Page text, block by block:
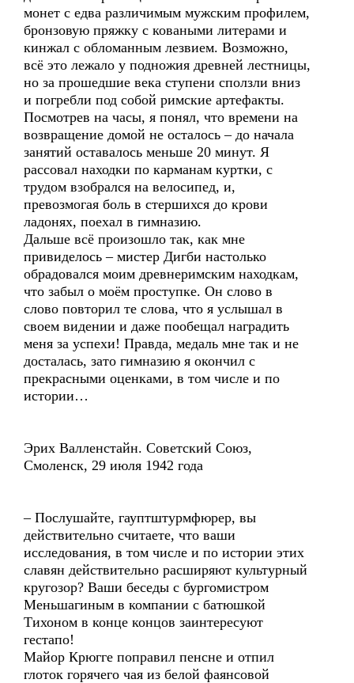
монет с едва различимым мужским профилем,
бронзовую пряжку с коваными литерами и
кинжал с обломанным лезвием. Возможно,
всё это лежало у подножия древней лестницы,
но за прошедшие века ступени сползли вниз
и погребли под собой римские артефакты.
Посмотрев на часы, я понял, что времени на
возвращение домой не осталось – до начала
занятий оставалось меньше 20 минут. Я
рассовал находки по карманам куртки, с
трудом взобрался на велосипед, и,
превозмогая боль в стершихся до крови
ладонях, поехал в гимназию.
Дальше всё произошло так, как мне
привиделось – мистер Дигби настолько
обрадовался моим древнеримским находкам,
что забыл о моём проступке. Он слово в
слово повторил те слова, что я услышал в
своем видении и даже пообещал наградить
меня за успехи! Правда, медаль мне так и не
досталась, зато гимназию я окончил с
прекрасными оценками, в том числе и по
истории…
Эрих Валленстайн. Советский Союз,
Смоленск, 29 июля 1942 года
– Послушайте, гауптштурмфюрер, вы
действительно считаете, что ваши
исследования, в том числе и по истории этих
славян действительно расширяют культурный
кругозор? Ваши беседы с бургомистром
Меньшагиным в компании с батюшкой
Тихоном в конце концов заинтересуют
гестапо!
Майор Крюгге поправил пенсне и отпил
глоток горячего чая из белой фаянсовой